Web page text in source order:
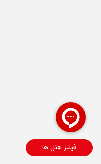
فیلتر هتل ها